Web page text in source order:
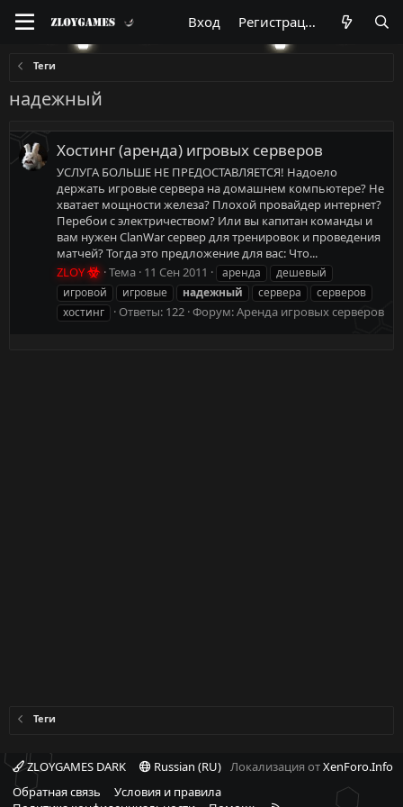
Вход Регистрация
Теги
надежный
Хостинг (аренда) игровых серверов
УСЛУГА БОЛЬШЕ НЕ ПРЕДОСТАВЛЯЕТСЯ! Надоело
держать игровые сервера на домашнем компьютере? Не
хватает мощности железа? Плохой провайдер интернет?
Перебои с электричеством? Или вы капитан команды и
вам нужен ClanWar сервер для тренировок и проведения
матчей? Тогда это предложение для вас: Что...
ZLOY
Тема 11 Сен 2011 аренда
дешевый
игровой
игровые надежный сервера
серверов
хостинг
Ответы: 122 Форум:Аренда игровых серверов
Теги
ZLOYGAMES DARK Russian (RU) Локализация отXenForo.Info
Обратная связь
Условия и правила